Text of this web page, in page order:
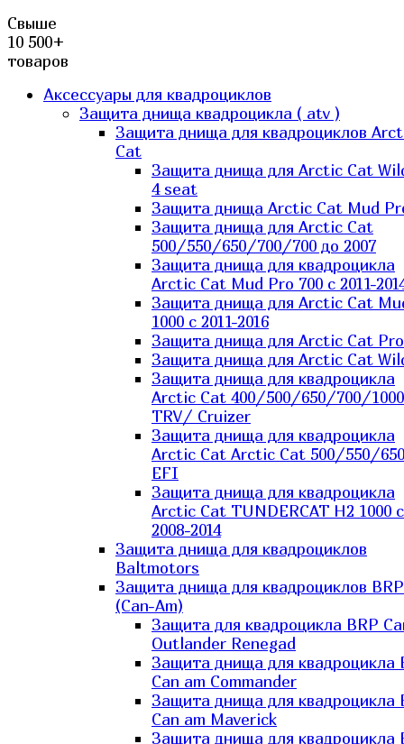
Свыше
10 500+
товаров
Аксессуары для квадроциклов
Защита днища квадроцикла ( atv )
Защита днища для квадроциклов
Cat
Защита днища для Arctic Cat
4 seat
Защита днища Arctic Cat Mud
Защита днища для Arctic Cat
500/550/650/700/700 до 2007
Защита днища для квадроцикла
Arctic Cat Mud Pro 700 с 2011-
Защита днища для Arctic Cat
1000 c 2011-2016
Защита днища для Arctic Cat
Защита днища для Arctic Cat
Защита днища для квадроцикла
Arctic Cat 400/500/650/700/1000
TRV/ Cruizer
Защита днища для квадроцикла
Arctic Cat Arctic Cat 500/550/
EFI
Защита днища для квадроцикла
Arctic Cat TUNDERCAT H2 1000 c
2008-2014
Защита днища для квадроциклов
Baltmotors
Защита днища для квадроциклов BRP
(Can-Am)
Защита для квадроцикла BRP
Outlander Renegad
Защита днища для квадроцикла
Can am Commander
Защита днища для квадроцикла
Can am Maverick
Защита днища для квадроцикла